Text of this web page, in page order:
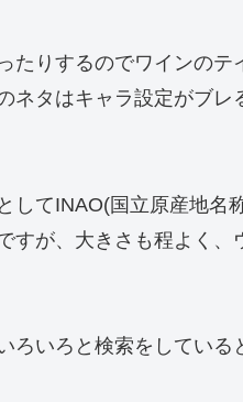
たりするのでワインのテ
タはキャラ設定がブレ
してINAO(国立原産地名
が、大きさも程よく、
いろと検索をしている